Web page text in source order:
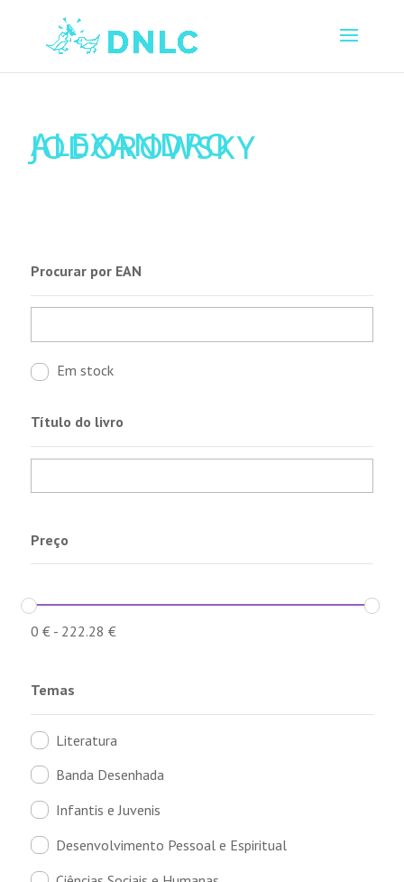
ALEXANDRO
JODOROWSKY
Procurar por EAN
Em stock
Título do livro
Preço
0 €- 222.28 €
Temas
Literatura
Banda Desenhada
Infantis e Juvenis
Desenvolvimento Pessoal e Espiritual